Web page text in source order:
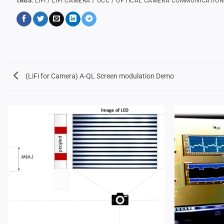
(LiFi for Camera) A-QL Screen modulation Demo